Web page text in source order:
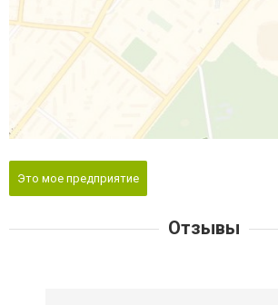
Это мое предприятие
Отзывы